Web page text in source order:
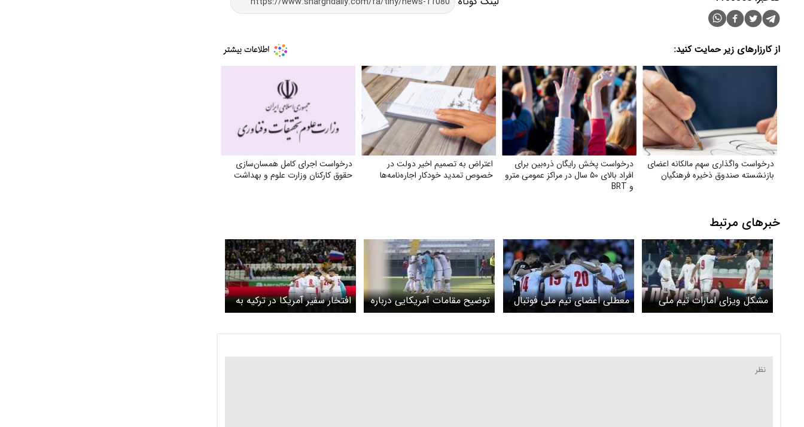
از کارزارهای زیر حمایت کنید:
درخواست واگذاری سهم مالکانه اعضای
بازنشسته صندوق ذخیره فرهنگیان
درخواست پخش رایگان ذره‌بین برای
افراد بالای ۵۰ سال در مراکز عمومی مترو
و BRT
اعتراض به تصمیم اخیر دولت در
خصوص تمدید خودکار اجاره‌نامه‌ها
درخواست اجرای کامل همسان‌سازی
حقوق کارکنان وزارت علوم و بهداشت
خبرهای مرتبط
مشکل ویزای امارات تیم ملی
حل شد
معطلی اعضای تیم ملی فوتبال
در فرودگاه به دلیل صادر نشدن
توضیح مقامات آمریکایی درباره
ویزای تیم ملی ایران
افتخار سفیر آمریکا در ترکیه به
صدور ویزا برای تیم ملی ایران /
می‌رود؟